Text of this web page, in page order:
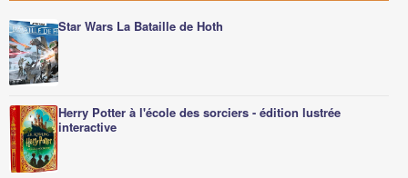
Star Wars La Bataille de Hoth
Herry Potter à l'école des sorciers - édition lustrée
interactive